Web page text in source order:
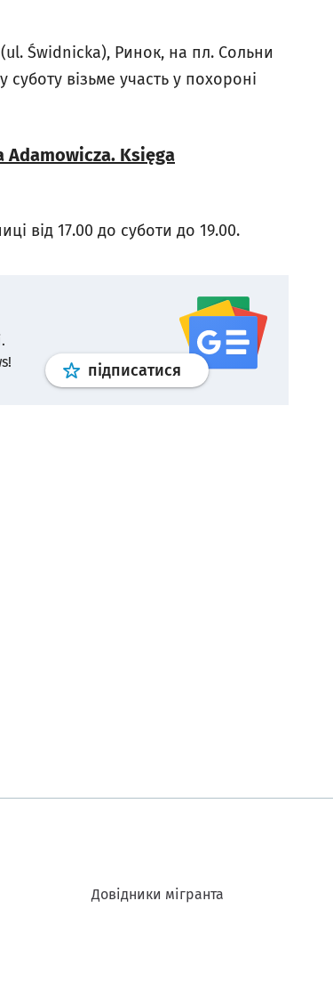
Świdnicka), Ринок, на пл. Сольни
візьме участь у похороні
Adamowicza. Księga
від 17.00 до суботи до 19.00.
підписатися Профільgoogle news
Довідники мігранта